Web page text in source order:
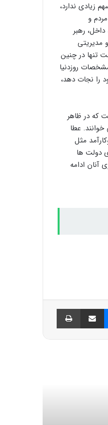
زیادی ندارد،
و
رهبر
مدیریتی
تنها در چنین
روزدنیا
را نجات دهد،
که در ظاهر
عطا
مثل
دولت ها
آنان ادامه
مسنجر اشتراک گذاری با ایمیل